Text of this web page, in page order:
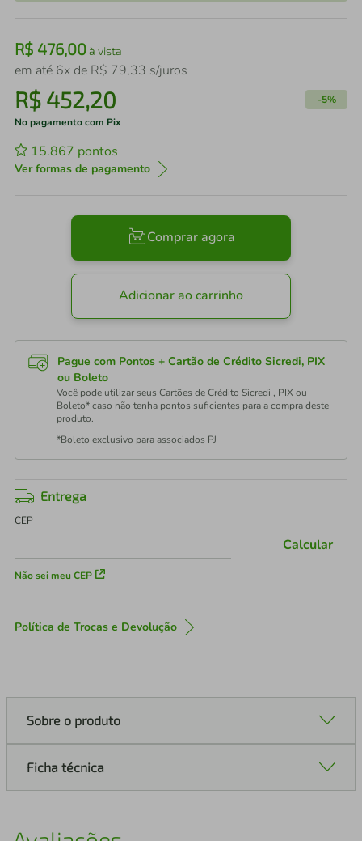
R$ 476,00à vista
em até 6x de R$ 79,33 s/juros
R$ 452,20 -5%
No pagamento com Pix
15.867 pontos
Ver formas de pagamento
Comprar agora
Adicionar ao carrinho
Pague com Pontos + Cartão de Crédito Sicredi, PIX
ou Boleto
Você pode utilizar seus Cartões de Crédito Sicredi , PIX ou
Boleto* caso não tenha pontos suficientes para a compra deste
produto.
*Boleto exclusivo para associados PJ
Entrega
CEP
Não sei meu CEP
Calcular
Política de Trocas e Devolução
Sobre o produto
Ficha técnica